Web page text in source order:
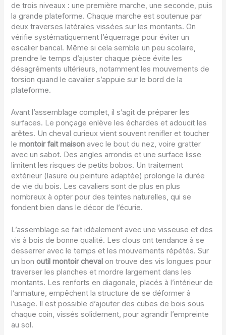
de trois niveaux : une première marche, une seconde, puis
la grande plateforme. Chaque marche est soutenue par
deux traverses latérales vissées sur les montants. On
vérifie systématiquement l’équerrage pour éviter un
escalier bancal. Même si cela semble un peu scolaire,
prendre le temps d’ajuster chaque pièce évite les
désagréments ultérieurs, notamment les mouvements de
torsion quand le cavalier s’appuie sur le bord de la
plateforme.
Avant l’assemblage complet, il s’agit de préparer les
surfaces. Le ponçage enlève les échardes et adoucit les
arêtes. Un cheval curieux vient souvent renifler et toucher
lemontoir fait maison avec le bout du nez, voire gratter
avec un sabot. Des angles arrondis et une surface lisse
limitent les risques de petits bobos. Un traitement
extérieur (lasure ou peinture adaptée) prolonge la durée
de vie du bois. Les cavaliers sont de plus en plus
nombreux à opter pour des teintes naturelles, qui se
fondent bien dans le décor de l’écurie.
L’assemblage se fait idéalement avec une visseuse et des
vis à bois de bonne qualité. Les clous ont tendance à se
desserrer avec le temps et les mouvements répétés. Sur
un bonoutil montoir cheval on trouve des vis longues pour
traverser les planches et mordre largement dans les
montants. Les renforts en diagonale, placés à l’intérieur de
l’armature, empêchent la structure de se déformer à
l’usage. Il est possible d’ajouter des cubes de bois sous
chaque coin, vissés solidement, pour agrandir l’empreinte
au sol.